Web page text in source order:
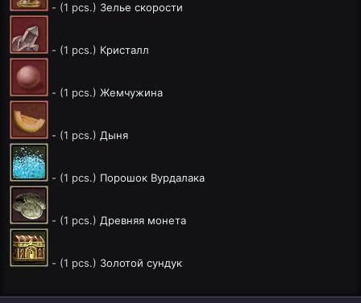
- (1 pcs.) Зелье скорости
- (1 pcs.) Кристалл
- (1 pcs.) Жемчужина
- (1 pcs.) Дыня
- (1 pcs.) Порошок Вурдалака
- (1 pcs.) Древняя монета
- (1 pcs.) Золотой сундук